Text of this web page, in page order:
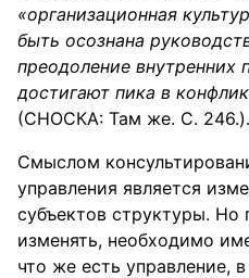
«организационная
быть осознана
преодоление внутренних
достигают пика в
(СНОСКА: Там же. С. 246.).
Смыслом
управления является
субъектов структуры.
изменять, необходимо
что же есть управление,